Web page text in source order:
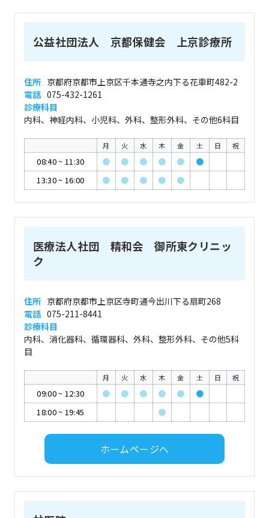
公益社団法人 京都保健会 上京診療所
住所 京都府京都市上京区千本通寺之内下る花車町482-2
電話 075-432-1261
診療科目
内科、神経内科、小児科、外科、整形外科、その他6科目
月 火 水 木 金 土 日 祝
08:40~ 11:30 ● ● ● ● ●
●
13:30~ 16:00 ● ● ● ● ●
医療法人社団 精和会 御所東クリニッ
ク
住所 京都府京都市上京区寺町通今出川下る扇町268
電話 075-211-8441
診療科目
内科、消化器科、循環器科、外科、整形外科、その他5科
目
月 火 水 木 金 土 日 祝
09:00~ 12:30 ● ● ● ● ●
●
18:00~ 19:45 ●
ホームページへ